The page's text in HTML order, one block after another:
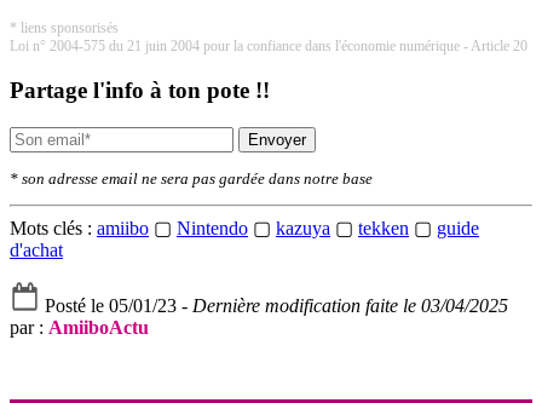
* liens sponsorisés
Loi n° 2004-575 du 21 juin 2004 pour la confiance dans l'économie numérique - Article 20
Partage l'info à ton pote !!
Envoyer
* son adresse email ne sera pas gardée dans notre base
Mots clés : amiibo ▢ Nintendo ▢ kazuya ▢ tekken ▢ guide
d'achat
Posté le 05/01/23 - Dernière modification faite le 03/04/2025
par : AmiiboActu